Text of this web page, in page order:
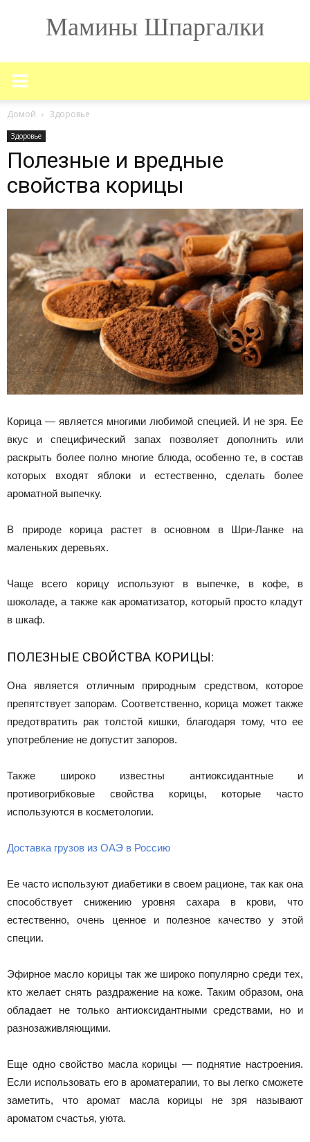
Мамины Шпаргалки
Домой Здоровье
Здоровье
Полезные и вредные
свойства корицы
Корица — является многими любимой специей. И не зря. Ее
вкус и специфический запах позволяет дополнить или
раскрыть более полно многие блюда, особенно те, в состав
которых входят яблоки и естественно, сделать более
ароматной выпечку.
В природе корица растет в основном в Шри-Ланке на
маленьких деревьях.
Чаще всего корицу используют в выпечке, в кофе, в
шоколаде, а также как ароматизатор, который просто кладут
в шкаф.
ПОЛЕЗНЫЕ СВОЙСТВА КОРИЦЫ:
Она является отличным природным средством, которое
препятствует запорам. Соответственно, корица может также
предотвратить рак толстой кишки, благодаря тому, что ее
употребление не допустит запоров.
Также широко известны антиоксидантные и
противогрибковые свойства корицы, которые часто
используются в косметологии.
Доставка грузов из ОАЭ в Россию
Ее часто используют диабетики в своем рационе, так как она
способствует снижению уровня сахара в крови, что
естественно, очень ценное и полезное качество у этой
специи.
Эфирное масло корицы так же широко популярно среди тех,
кто желает снять раздражение на коже. Таким образом, она
обладает не только антиоксидантными средствами, но и
разнозаживляющими.
Еще одно свойство масла корицы — поднятие настроения.
Если использовать его в ароматерапии, то вы легко сможете
заметить, что аромат масла корицы не зря называют
ароматом счастья, уюта.